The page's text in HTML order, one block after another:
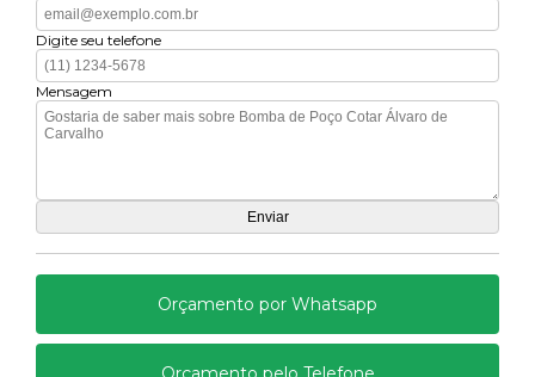
Digite seu telefone
Mensagem
Orçamento por Whatsapp